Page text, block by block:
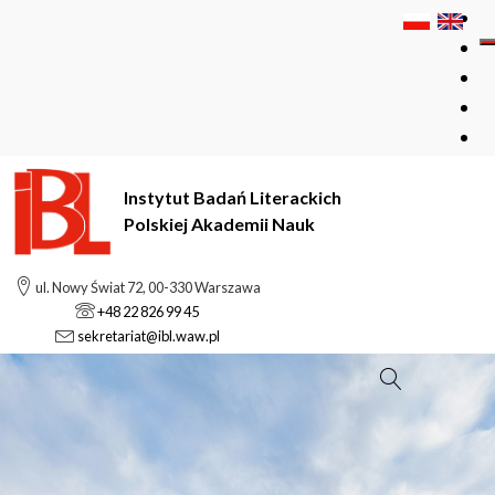
Instytut Badań Literackich
Polskiej Akademii Nauk
ul. Nowy Świat 72, 00-330 Warszawa
+48 22 826 99 45
sekretariat@ibl.waw.pl
Szukaj